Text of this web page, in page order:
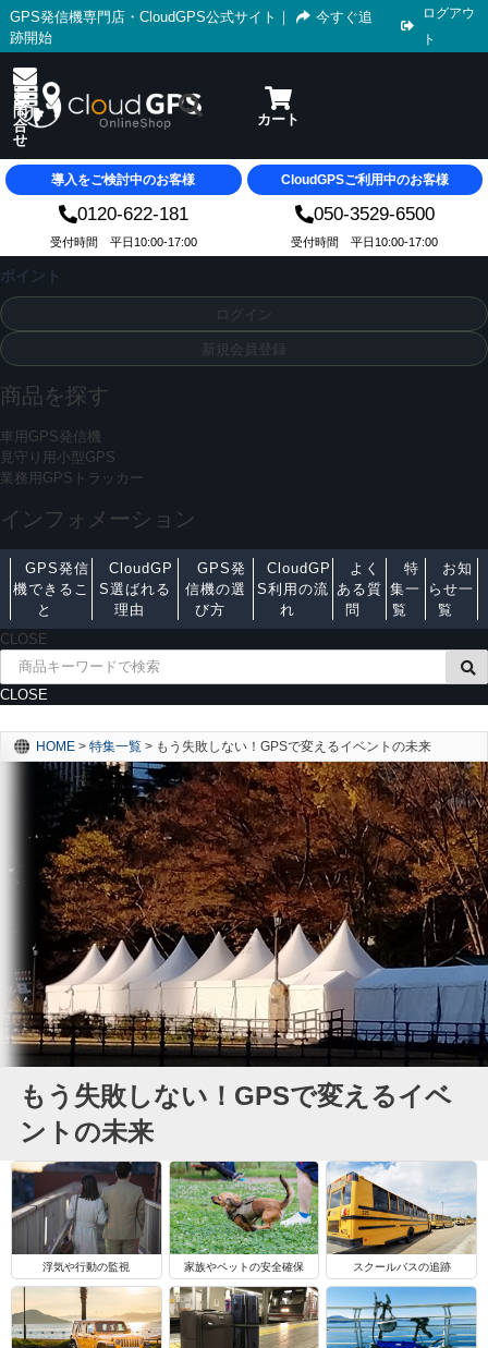
GPS発信機専門店・CloudGPS公式サイト ｜
今すぐ追
跡開始
ログアウ
ト
導入をご検討中のお客様 CloudGPSご利用中のお客様
0120-622-181 050-3529-6500
受付時間 平日10:00-17:00 受付時間 平日10:00-17:00
ポイント
ログイン
新規会員登録
商品を探す
車用GPS発信機
見守り用小型GPS
業務用GPSトラッカー
インフォメーション
GPS発信
機できるこ
と
CloudGP
S選ばれる
理由
GPS発
信機の選
び方
CloudGP
S利用の流
れ
よく
ある質
問
特
集一
覧
お知
らせ一
覧
CLOSE
CLOSE
HOME > 特集一覧 > もう失敗しない！GPSで変えるイベントの未来
もう失敗しない！GPSで変えるイベ
ントの未来
浮気や行動の監視 家族やペットの安全確保 スクールバスの追跡